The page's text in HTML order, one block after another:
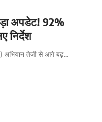
अपडेट! 92%
निर्देश
अभियान तेजी से आगे बढ़…